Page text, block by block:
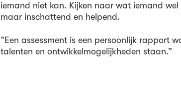
iemand niet kan. Kijken naar wat iemand
maar inschattend en helpend.
“Een assessment is een persoonlijk rapport
talenten en ontwikkelmogelijkheden staan.”